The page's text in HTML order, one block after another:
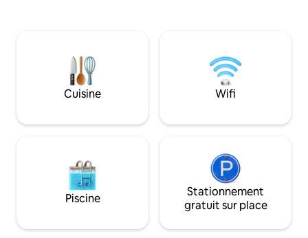
Bluetooth et un
Cuisine Wifi
Piscine
Stationnement
gratuit sur place